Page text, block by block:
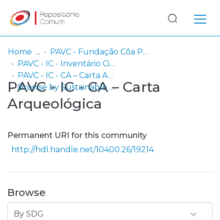
Communities
& Collections
Browse repository
Entities
Log
In
(current)
Home
PAVC - Fundação Côa Parque / Parque Arqueológico do Vale do Côa
PAVC - IC - Inventário Científico
PAVC - IC - CA – Carta Arqueológica
Browse by Sustainable Development Goals (SDG)
PAVC - IC - CA – Carta
Arqueológica
Permanent URI for this community
http://hdl.handle.net/10400.26/19214
Browse